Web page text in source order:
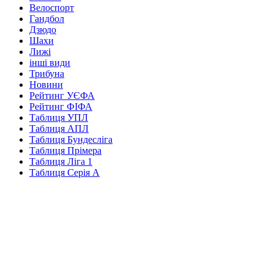
Велоспорт
Гандбол
Дзюдо
Шахи
Лижі
інші види
Трибуна
Новини
Рейтинг УЄФА
Рейтинг ФІФА
Таблиця УПЛ
Таблиця АПЛ
Таблиця Бундесліга
Таблиця Прімера
Таблиця Ліга 1
Таблиця Серія А